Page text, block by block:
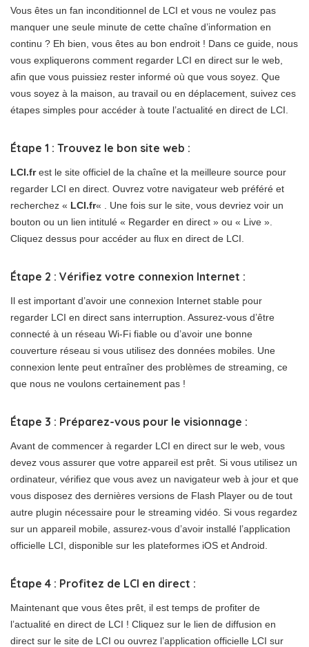
Vous êtes un fan inconditionnel de LCI et vous ne voulez pas
manquer une seule minute de cette chaîne d’information en
continu ? Eh bien, vous êtes au bon endroit ! Dans ce guide, nous
vous expliquerons comment regarder LCI en direct sur le web,
afin que vous puissiez rester informé où que vous soyez. Que
vous soyez à la maison, au travail ou en déplacement, suivez ces
étapes simples pour accéder à toute l’actualité en direct de LCI.
Étape 1 : Trouvez le bon site web :
LCI.frest le site officiel de la chaîne et la meilleure source pour
regarder LCI en direct. Ouvrez votre navigateur web préféré et
recherchez « LCI.fr« . Une fois sur le site, vous devriez voir un
bouton ou un lien intitulé « Regarder en direct » ou « Live ».
Cliquez dessus pour accéder au flux en direct de LCI.
Étape 2 : Vérifiez votre connexion Internet :
Il est important d’avoir une connexion Internet stable pour
regarder LCI en direct sans interruption. Assurez-vous d’être
connecté à un réseau Wi-Fi fiable ou d’avoir une bonne
couverture réseau si vous utilisez des données mobiles. Une
connexion lente peut entraîner des problèmes de streaming, ce
que nous ne voulons certainement pas !
Étape 3 : Préparez-vous pour le visionnage :
Avant de commencer à regarder LCI en direct sur le web, vous
devez vous assurer que votre appareil est prêt. Si vous utilisez un
ordinateur, vérifiez que vous avez un navigateur web à jour et que
vous disposez des dernières versions de Flash Player ou de tout
autre plugin nécessaire pour le streaming vidéo. Si vous regardez
sur un appareil mobile, assurez-vous d’avoir installé l’application
officielle LCI, disponible sur les plateformes iOS et Android.
Étape 4 : Profitez de LCI en direct :
Maintenant que vous êtes prêt, il est temps de profiter de
l’actualité en direct de LCI ! Cliquez sur le lien de diffusion en
direct sur le site de LCI ou ouvrez l’application officielle LCI sur